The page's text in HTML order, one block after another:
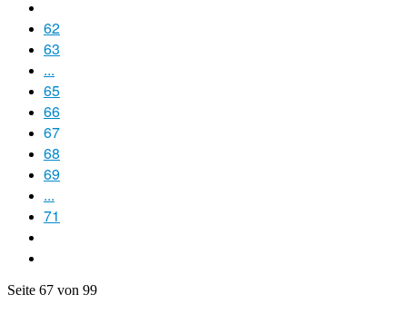
62
63
...
65
66
67
68
69
...
71
Seite 67 von 99